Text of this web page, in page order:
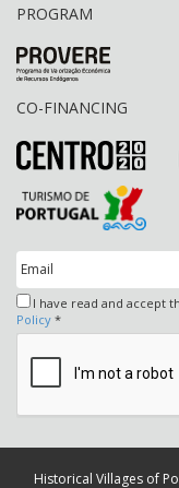
PROGRAM
CO-FINANCING
I have read and accept
Policy *
Historical Villages of